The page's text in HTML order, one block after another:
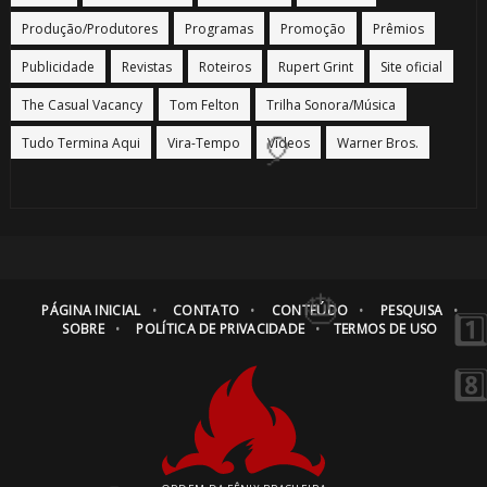
Produção/Produtores Programas Promoção Prêmios
Publicidade Revistas Roteiros Rupert Grint Site oficial
The Casual Vacancy Tom Felton Trilha Sonora/Música
Tudo Termina Aqui Vira-Tempo Vídeos Warner Bros.
PÁGINA INICIAL CONTATO CONTEÚDO
PESQUISA
SOBRE
POLÍTICA DE PRIVACIDADE TERMOS DE USO
🎂
⚡
🎈